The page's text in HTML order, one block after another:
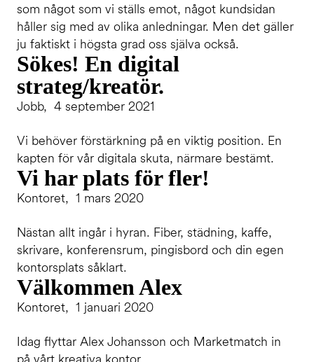
som något som vi ställs emot, något kundsidan
håller sig med av olika anledningar. Men det gäller
ju faktiskt i högsta grad oss själva också.
Sökes! En digital
strateg/kreatör.
Jobb, 4 september 2021
Vi behöver förstärkning på en viktig position. En
kapten för vår digitala skuta, närmare bestämt.
Vi har plats för fler!
Kontoret, 1 mars 2020
Nästan allt ingår i hyran. Fiber, städning, kaffe,
skrivare, konferensrum, pingisbord och din egen
kontorsplats såklart.
Välkommen Alex
Kontoret, 1 januari 2020
Idag flyttar Alex Johansson och Marketmatch in